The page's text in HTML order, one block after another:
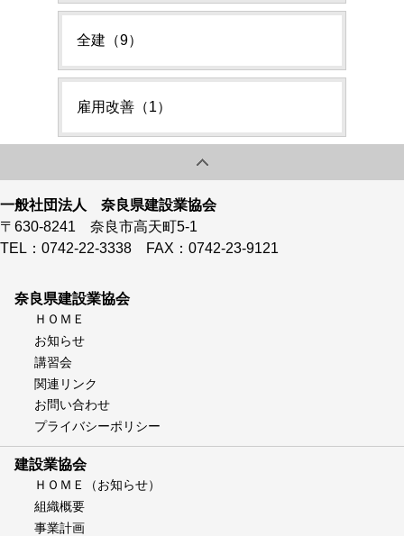
全建（9）
雇用改善（1）
一般社団法人 奈良県建設業協会
〒630-8241 奈良市高天町5-1
TEL：0742-22-3338 FAX：0742-23-9121
奈良県建設業協会
ＨＯＭＥ
お知らせ
講習会
関連リンク
お問い合わせ
プライバシーポリシー
建設業協会
ＨＯＭＥ（お知らせ）
組織概要
事業計画